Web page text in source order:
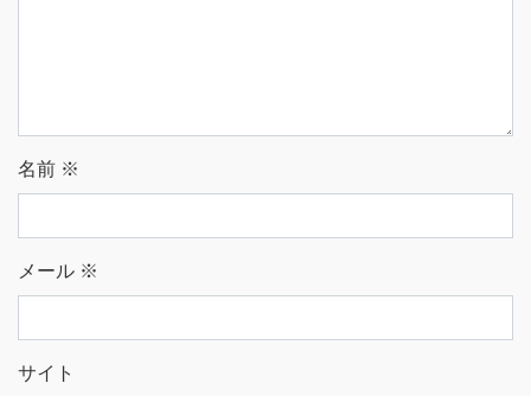
名前 ※
メール ※
サイト